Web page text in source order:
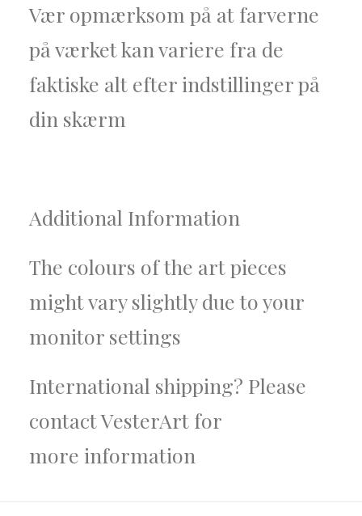
Vær opmærksom på at farverne
på værket kan variere fra de
faktiske alt efter indstillinger på
din skærm
Additional Information
The colours of the art pieces
might vary slightly due to your
monitor settings
International shipping? Please
contact VesterArt for
more information